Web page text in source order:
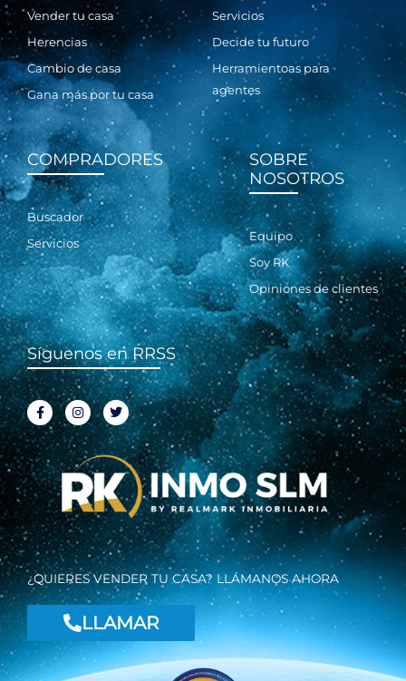
v
a
c
i
d
a
Vender tu casa
Herencias
Cambio de casa
Gana más por tu casa
Servicios
Decide tu futuro
Herramientoas para
agentes
COMPRADORES
Buscador
Servicios
SOBRE
NOSOTROS
Equipo
Soy RK
Opiniones de clientes
Síguenos en RRSS
F
a
c
e
b
o
o
k
-
I
n
s
t
a
g
r
a
m
T
w
i
t
t
e
r
¿QUIERES VENDER TU CASA? LLÁMANOS AHORA
LLAMAR